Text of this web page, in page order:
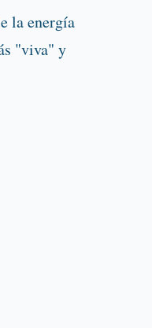
la energía
"viva" y